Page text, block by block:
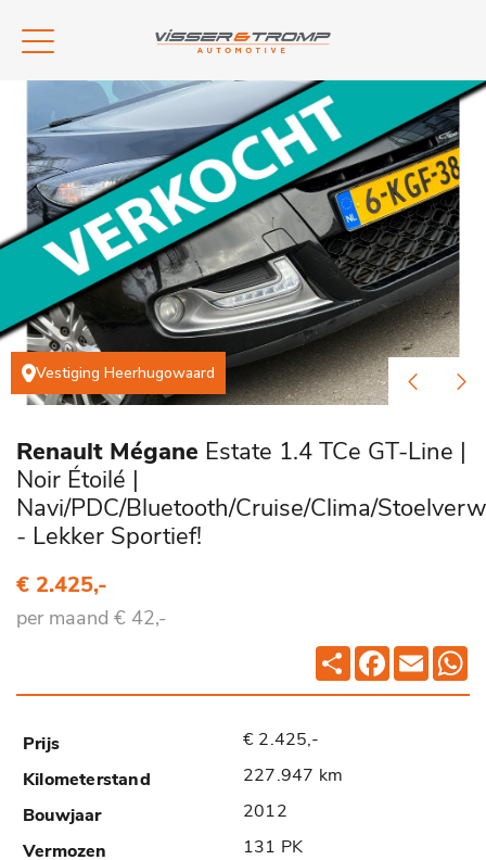
Vestiging Heerhugowaard
Renault Mégane Estate 1.4 TCe GT-Line |
Noir Étoilé |
Navi/PDC/Bluetooth/Cruise/Clima/
- Lekker Sportief!
€ 2.425,-
per maand € 42,-
Deel Facebook
Email
€ 2.425,-
227.947 km
2012
131 PK